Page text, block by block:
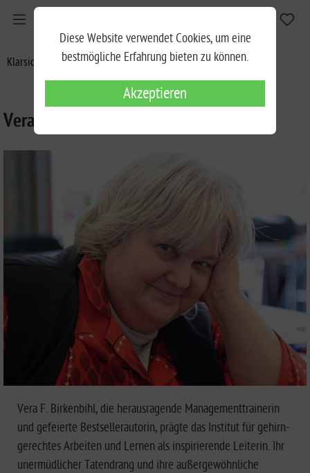
Klarsicht Verlag Vera F. Birkenbihl
Vera F. Birkenbihl
Vera F. Birkenbihl, die herausragende Managementtrainerin
und gefeierte Bestsellerautorin, prägte das Institut für gehirn-
gerechtes Arbeiten und Lernen als inspirierende Leiterin. Ihr
unermüdlicher Tatendrang und ihre außergewöhnliche
Diese Website verwendet Cookies, um eine
bestmögliche Erfahrung bieten zu können.
Akzeptieren